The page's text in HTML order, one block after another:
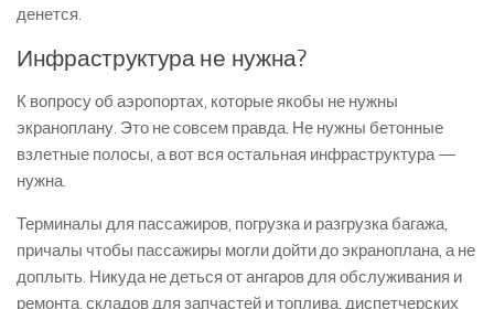
денется.
Инфраструктура не нужна?
К вопросу об аэропортах, которые якобы не нужны
экраноплану. Это не совсем правда. Не нужны бетонные
взлетные полосы, а вот вся остальная инфраструктура —
нужна.
Терминалы для пассажиров, погрузка и разгрузка багажа,
причалы чтобы пассажиры могли дойти до экраноплана, а не
доплыть. Никуда не деться от ангаров для обслуживания и
ремонта, складов для запчастей и топлива, диспетчерских